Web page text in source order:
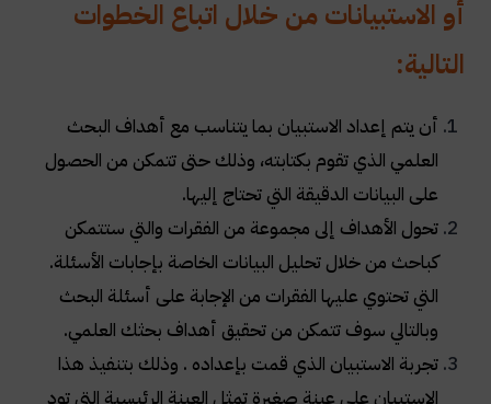
أو الاستبيانات من خلال اتباع الخطوات
التالية:
أن يتم إعداد الاستبيان بما يتناسب مع أهداف البحث
العلمي الذي تقوم بكتابته، وذلك حتى تتمكن من الحصول
على البيانات الدقيقة التي تحتاج إليها.
تحول الأهداف إلى مجموعة من الفقرات والتي ستتمكن
كباحث من خلال تحليل البيانات الخاصة بإجابات الأسئلة.
التي تحتوي عليها الفقرات من الإجابة على أسئلة البحث
وبالتالي سوف تتمكن من تحقيق أهداف بحثك العلمي.
تجربة الاستبيان الذي قمت بإعداده . وذلك بتنفيذ هذا
الاستبيان على عينة صغيرة تمثل العينة الرئيسية التي تود